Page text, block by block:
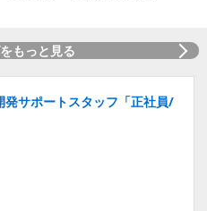
もっと見る
サポートスタッフ「正社員/